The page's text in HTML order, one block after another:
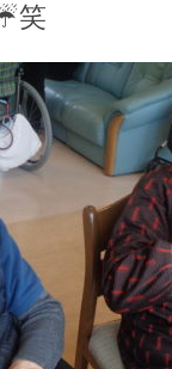
笑